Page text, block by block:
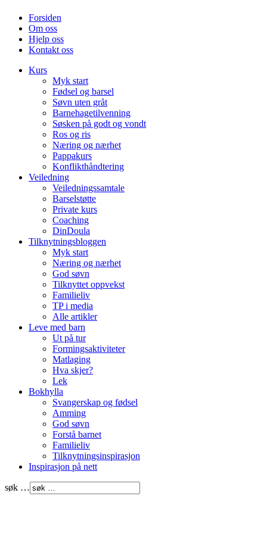
Forsiden
Om oss
Hjelp oss
Kontakt oss
Kurs
Myk start
Fødsel og barsel
Søvn uten gråt
Barnehagetilvenning
Søsken på godt og vondt
Ros og ris
Næring og nærhet
Pappakurs
Konflikthåndtering
Veiledning
Veiledningssamtale
Barselstøtte
Private kurs
Coaching
DinDoula
Tilknytningsbloggen
Myk start
Næring og nærhet
God søvn
Tilknyttet oppvekst
Familieliv
TP i media
Alle artikler
Leve med barn
Ut på tur
Formingsaktiviteter
Matlaging
Hva skjer?
Lek
Bokhylla
Svangerskap og fødsel
Amming
God søvn
Forstå barnet
Familieliv
Tilknytningsinspirasjon
Inspirasjon på nett
søk …